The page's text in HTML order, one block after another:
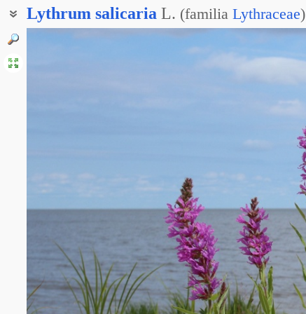
Lythrum salicaria L. (familia Lythraceae)
Дербенник обыкновенный